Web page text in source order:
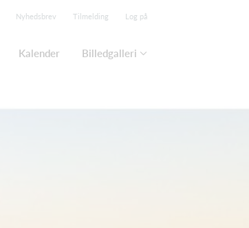
Nyhedsbrev Tilmelding Log på
Kalender Billedgalleri